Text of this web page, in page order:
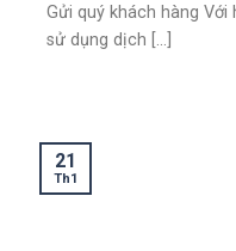
Gửi quý khách hàng
sử dụng dịch [...]
21
Th1